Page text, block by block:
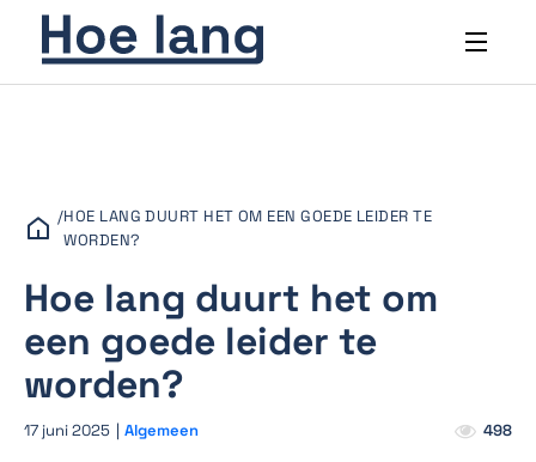
/HOE LANG DUURT HET OM EEN GOEDE LEIDER TE
WORDEN?
Hoe lang duurt het om
een goede leider te
worden?
17 juni 2025 | Algemeen 498